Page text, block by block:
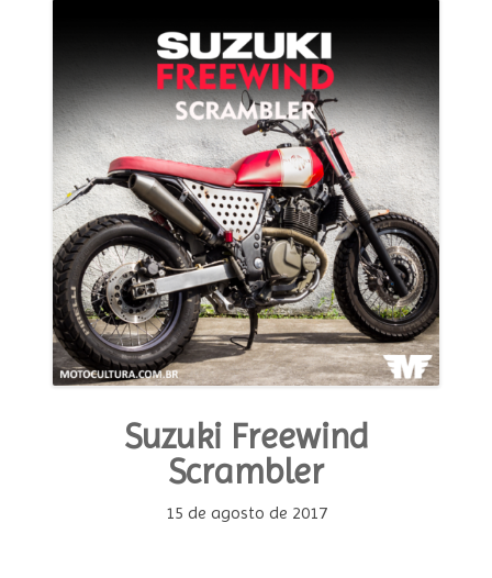
Suzuki Freewind
Scrambler
15 de agosto de 2017